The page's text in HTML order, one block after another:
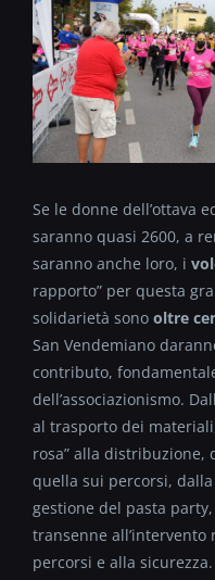
Se le donne dell’ottava
saranno quasi 2600, a
saranno anche loro, i
rapporto” per questa
solidarietà sono oltre
San Vendemiano
contributo,
dell’associazionismo.
al trasporto dei
rosa” alla distribuzione,
quella sui percorsi,
gestione del pasta
transenne
percorsi e alla sicurezza.